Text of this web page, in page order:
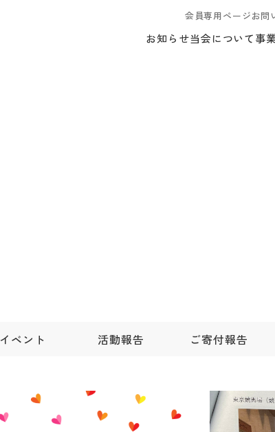
会員専用ページお問
お知らせ当会について事
イベント 活動報告 ご寄付報告